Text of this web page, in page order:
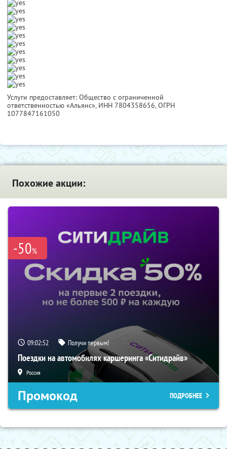
Услуги предоставляет: Общество с ограниченной
ответственностью «Альянс», ИНН 7804358656, ОГРН
1077847161050
Похожие акции:
-50%
09:02:52 Получи первым!
Поездки на автомобилях каршеринга «Ситидрайв»
Россия
Промокод ПОДРОБНЕЕ